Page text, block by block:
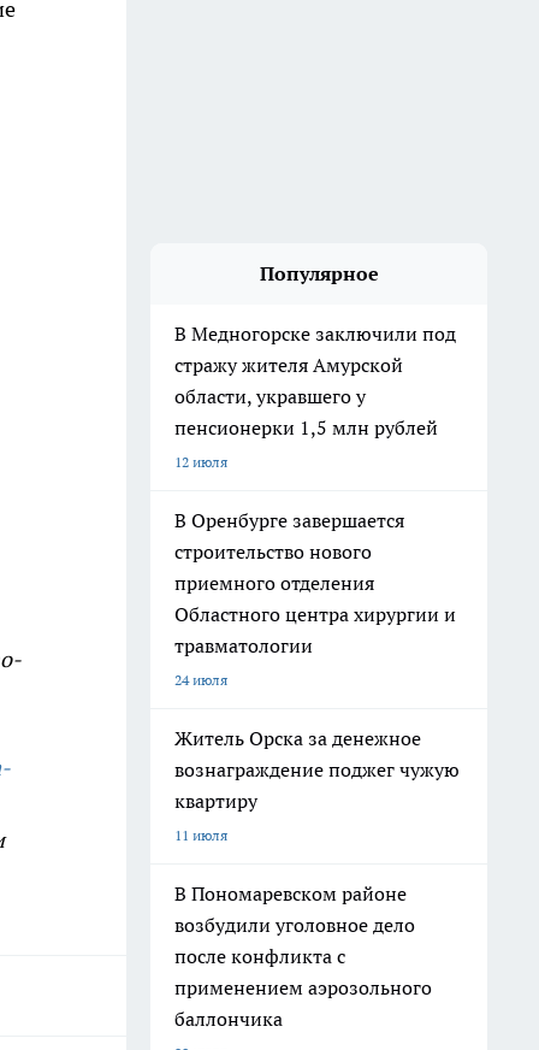
Популярное
В Медногорске заключили под
стражу жителя Амурской
области, укравшего у
пенсионерки 1,5 млн рублей
12 июля
В Оренбурге завершается
строительство нового
приемного отделения
Областного центра хирургии и
травматологии
24 июля
Житель Орска за денежное
вознаграждение поджег чужую
квартиру
11 июля
В Пономаревском районе
возбудили уголовное дело
после конфликта с
применением аэрозольного
баллончика